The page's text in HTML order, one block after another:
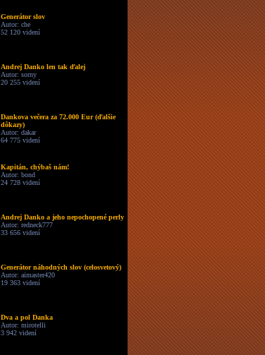
Generátor slov
Autor: che
52 120 videní
Andrej Danko len tak ďalej
Autor: sorny
20 255 videní
Dankova večera za 72.000 Eur (ďalšie
dôkazy)
Autor: dakar
64 775 videní
Kapitán, chýbaš nám!
Autor: bond
24 728 videní
Andrej Danko a jeho nepochopené perly
Autor: redneck777
33 656 videní
Generátor náhodných slov (celosvetový)
Autor: aimaster420
19 363 videní
Dva a pol Danka
Autor: mirotelli
3 942 videní